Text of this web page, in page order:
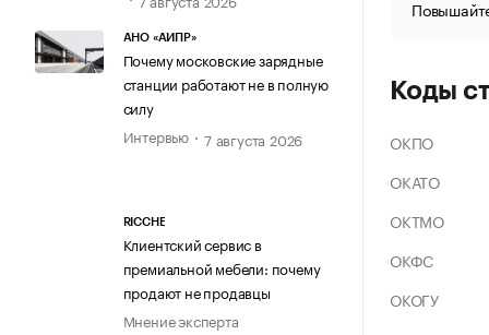
АНО «АИПР»
Почему московские зарядные
станции работают не в полную
силу
Интервью
7 августа 2026
RICCHE
Клиентский сервис в
премиальной мебели: почему
продают не продавцы
Мнение эксперта
Коды
ОКПО
ОКАТО
ОКТМО
ОКФС
ОКОГУ